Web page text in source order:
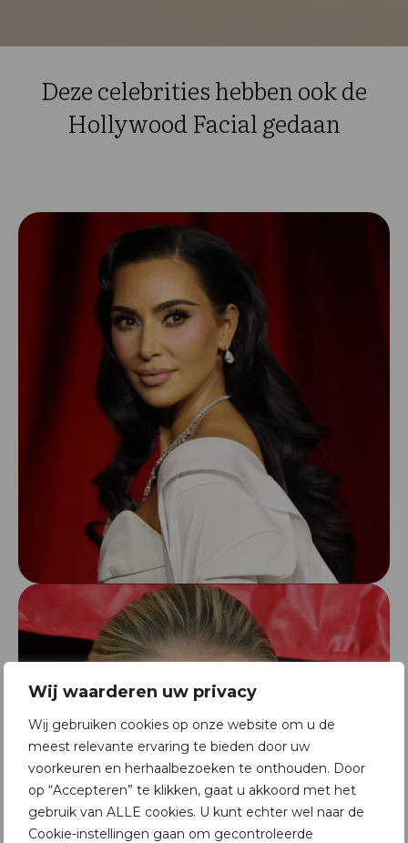
Wij waarderen uw privacy
Wij gebruiken cookies op onze website om u de
meest relevante ervaring te bieden door uw
voorkeuren en herhaalbezoeken te onthouden. Door
op “Accepteren” te klikken, gaat u akkoord met het
gebruik van ALLE cookies. U kunt echter wel naar de
Cookie-instellingen gaan om gecontroleerde
Deze celebrities hebben ook de
Hollywood Facial gedaan